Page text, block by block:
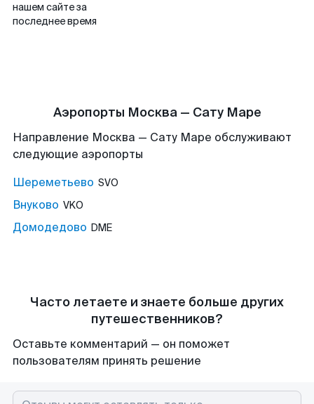
нашем сайте за
последнее время
Аэропорты Москва — Сату Маре
Направление Москва — Сату Маре обслуживают
следующие аэропорты
Шереметьево SVO
Внуково VKO
Домодедово DME
Часто летаете и знаете больше других
путешественников?
Оставьте комментарий — он поможет
пользователям принять решение